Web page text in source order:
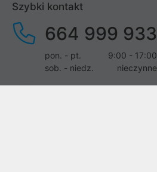
Szybki kontakt
664 999 933
pon. - pt.
9:00 - 17:00
sob. - niedz.
nieczynne